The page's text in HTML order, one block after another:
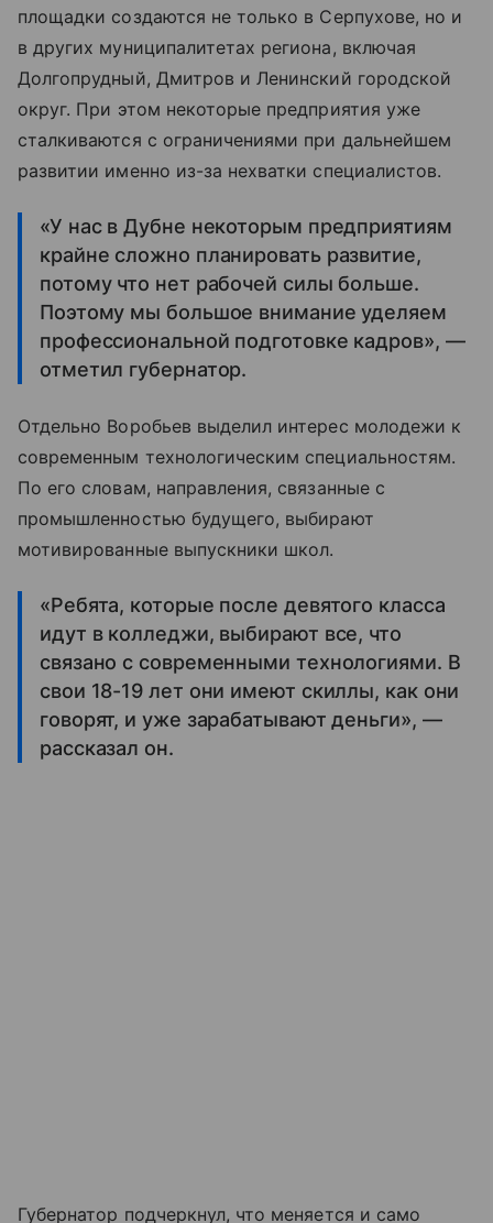
площадки создаются не только в Серпухове, но и
в других муниципалитетах региона, включая
Долгопрудный, Дмитров и Ленинский городской
округ. При этом некоторые предприятия уже
сталкиваются с ограничениями при дальнейшем
развитии именно из-за нехватки специалистов.
«У нас в Дубне некоторым предприятиям
крайне сложно планировать развитие,
потому что нет рабочей силы больше.
Поэтому мы большое внимание уделяем
профессиональной подготовке кадров», —
отметил губернатор.
Отдельно Воробьев выделил интерес молодежи к
современным технологическим специальностям.
По его словам, направления, связанные с
промышленностью будущего, выбирают
мотивированные выпускники школ.
«Ребята, которые после девятого класса
идут в колледжи, выбирают все, что
связано с современными технологиями. В
свои 18-19 лет они имеют скиллы, как они
говорят, и уже зарабатывают деньги», —
рассказал он.
Губернатор подчеркнул, что меняется и само